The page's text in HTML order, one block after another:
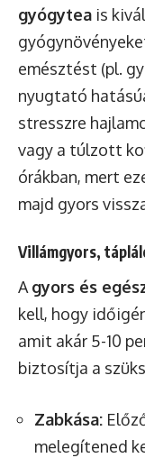
gyógytea is
emésztést (pl.
nyugtató
stresszre
vagy a túlzott
órákban, mert
majd gyors
Villámgyors,
A gyors és
kell, hogy
amit akár 5-10
biztosítja a
Zabkása:
melegítened